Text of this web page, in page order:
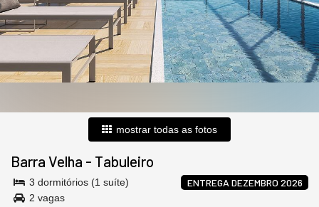
mostrar todas as fotos
Barra Velha - Tabuleiro
ENTREGA DEZEMBRO 2026
3 dormitórios (1 suíte)
2 vagas